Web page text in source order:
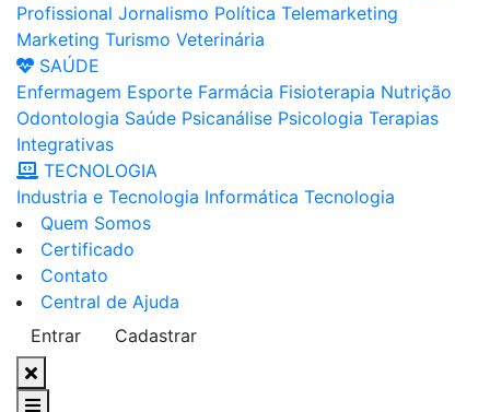
Profissional Jornalismo Política Telemarketing
Marketing Turismo Veterinária
SAÚDE
Enfermagem Esporte Farmácia Fisioterapia Nutrição
Odontologia Saúde Psicanálise Psicologia Terapias
Integrativas
TECNOLOGIA
Industria e Tecnologia Informática Tecnologia
Quem Somos
Certificado
Contato
Central de Ajuda
Entrar
Cadastrar